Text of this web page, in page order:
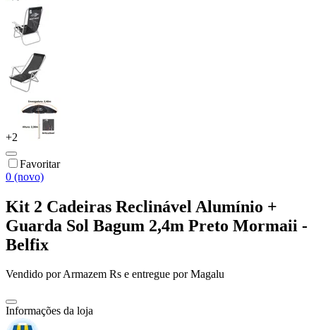
+2
Favoritar
0 (novo)
Kit 2 Cadeiras Reclinável Alumínio +
Guarda Sol Bagum 2,4m Preto Mormaii -
Belfix
Vendido porArmazem Rs e entregue por Magalu
Informações da loja